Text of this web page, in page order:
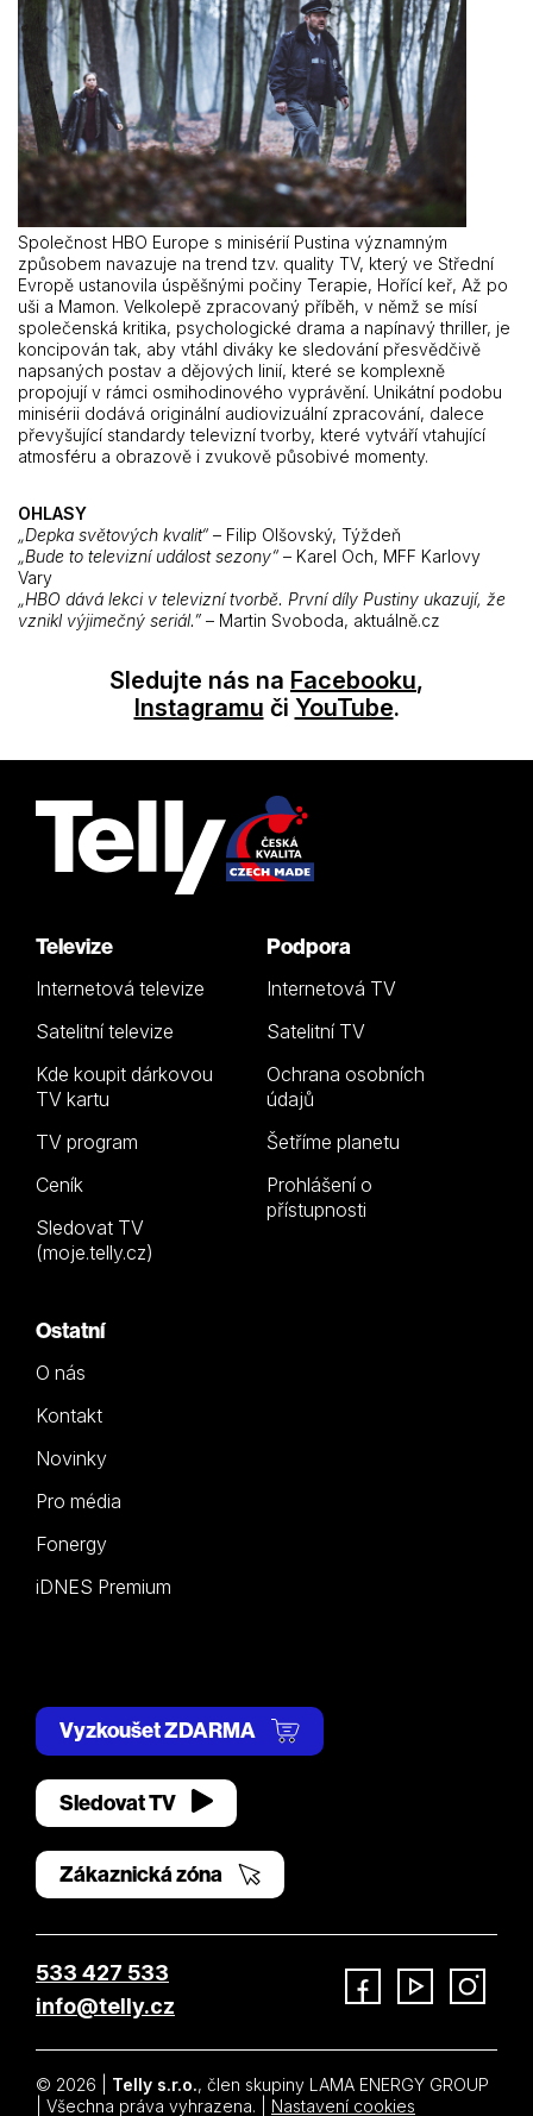
Společnost HBO Europe s minisérií Pustina významným
způsobem navazuje na trend tzv. quality TV, který ve Střední
Evropě ustanovila úspěšnými počiny Terapie, Hořící keř, Až po
uši a Mamon. Velkolepě zpracovaný příběh, v němž se mísí
společenská kritika, psychologické drama a napínavý thriller, je
koncipován tak, aby vtáhl diváky ke sledování přesvědčivě
napsaných postav a dějových linií, které se komplexně
propojují v rámci osmihodinového vyprávění. Unikátní podobu
minisérii dodává originální audiovizuální zpracování, dalece
převyšující standardy televizní tvorby, které vytváří vtahující
atmosféru a obrazově i zvukově působivé momenty.
OHLASY
„Depka světových kvalit“ – Filip Olšovský, Týždeň
„Bude to televizní událost sezony“ – Karel Och, MFF Karlovy
Vary
„HBO dává lekci v televizní tvorbě. První díly Pustiny ukazují, že
vznikl výjimečný seriál.” – Martin Svoboda, aktuálně.cz
Sledujte nás na Facebooku,
Instagramu či YouTube.
Televize
Internetová televize
Satelitní televize
Kde koupit dárkovou
TV kartu
TV program
Ceník
Sledovat TV
(moje.telly.cz)
Podpora
Internetová TV
Satelitní TV
Ochrana osobních
údajů
Šetříme planetu
Prohlášení o
přístupnosti
Ostatní
O nás
Kontakt
Novinky
Pro média
Fonergy
iDNES Premium
Vyzkoušet ZDARMA
Sledovat TV
Zákaznická zóna
533 427 533
info@telly.cz
© 2026 | Telly s.r.o., člen skupiny LAMA ENERGY GROUP
| Všechna práva vyhrazena. | Nastavení cookies